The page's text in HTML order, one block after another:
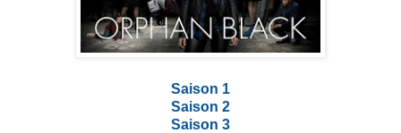
Saison 1
Saison 2
Saison 3